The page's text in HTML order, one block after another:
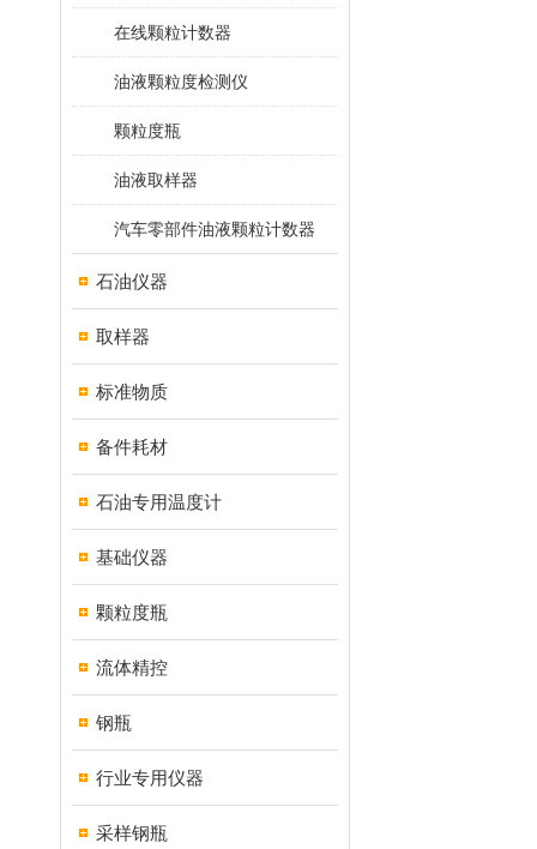
在线颗粒计数器
油液颗粒度检测仪
颗粒度瓶
油液取样器
汽车零部件油液颗粒计数器
石油仪器
取样器
标准物质
备件耗材
石油专用温度计
基础仪器
颗粒度瓶
流体精控
钢瓶
行业专用仪器
采样钢瓶